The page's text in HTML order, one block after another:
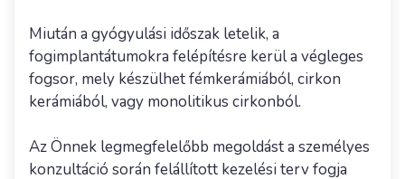
Miután a gyógyulási időszak letelik, a
fogimplantátumokra felépítésre kerül a végleges
fogsor, mely készülhet fémkerámiából, cirkon
kerámiából, vagy monolitikus cirkonból.
Az Önnek legmegfelelőbb megoldást a személyes
konzultáció során felállított kezelési terv fogja